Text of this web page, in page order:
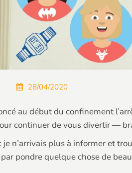
28/04/2020
au début du confinement
continuer de vous divertir —
je n’arrivais plus à informer et
pondre quelque chose de